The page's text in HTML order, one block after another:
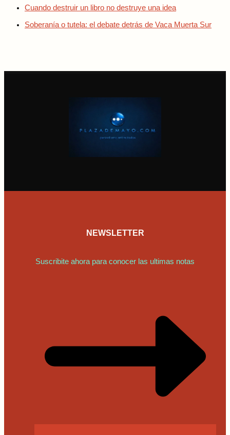
Cuando destruir un libro no destruye una idea
Soberanía o tutela: el debate detrás de Vaca Muerta Sur
NEWSLETTER
Suscribite ahora para conocer las ultimas notas